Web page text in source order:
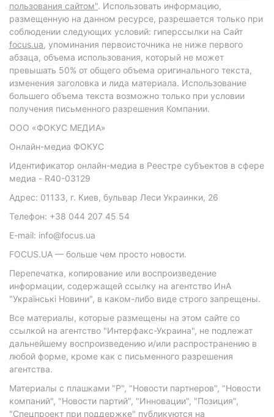
пользования сайтом". Использовать информацию,
размещенную на данном ресурсе, разрешается только при
соблюдении следующих условий: гиперссылки на Сайт
focus.ua, упоминания первоисточника не ниже первого
абзаца, объема использования, который не может
превышать 50% от общего объема оригинального текста,
изменения заголовка и лида материала. Использование
большего объема текста возможно только при условии
получения письменного разрешения Компании.
ООО «ФОКУС МЕДИА»
Онлайн-медиа ФОКУС
Идентификатор онлайн-медиа в Реестре субъектов в сфере
медиа - R40-03129
Адрес: 01133, г. Киев, бульвар Леси Украинки, 26
Телефон: +38 044 207 45 54
E-mail: info@focus.ua
FOCUS.UA — больше чем просто новости.
Перепечатка, копирование или воспроизведение
информации, содержащей ссылку на агентство ИнА
"Українські Новини", в каком-либо виде строго запрещены.
Все материалы, которые размещены на этом сайте со
ссылкой на агентство "Интерфакс-Украина", не подлежат
дальнейшему воспроизведению и/или распространению в
любой форме, кроме как с письменного разрешения
агентства.
Материалы с плашками "Р", "Новости партнеров", "Новости
компаний", "Новости партий", "Инновации", "Позиция",
"Спецпроект при поддержке" публикуются на